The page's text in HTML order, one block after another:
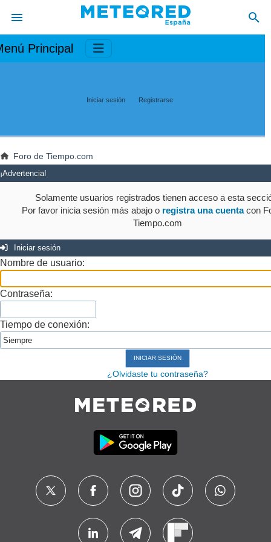
Principal
Iniciar sesión Registrarse
Foro de Tiempo.com
¡Advertencia!
Solamente usuarios registrados tienen acceso a esta
Por favor inicia sesión más abajo o registra una cuentacon
Tiempo.com
Iniciar sesión
Nombre de usuario:
Contraseña:
Tiempo de conexión:
¿Olvidaste tu contraseña?